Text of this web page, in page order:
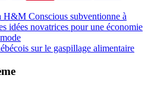
H&M Conscious subventionne à
idées novatrices pour une économie
sur le gaspillage alimentaire